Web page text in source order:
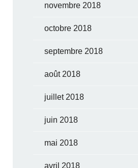
novembre 2018
octobre 2018
septembre 2018
août 2018
juillet 2018
juin 2018
mai 2018
avril 2018